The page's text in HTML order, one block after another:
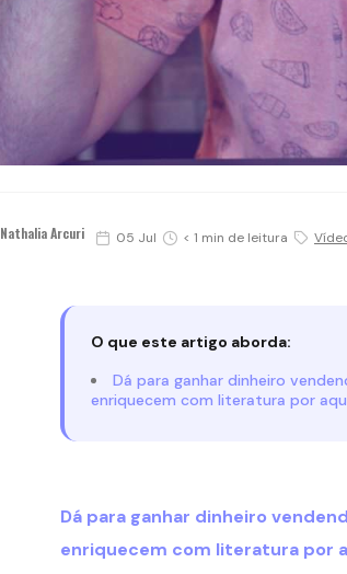
Nathalia Arcuri 05 Jul < 1 min de leitura
O que este artigo aborda:
Dá para ganhar dinheiro
enriquecem com literatura por
Dá para ganhar dinheiro
enriquecem com literatura por